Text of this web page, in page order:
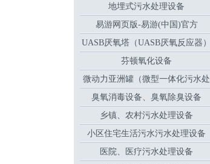
地埋式污水处理设备
易游网页版-易游(中国)官方
UASB厌氧塔（UASB厌氧反应器）
芬顿氧化设备
微动力亚洲罐（微型一体化污水处
理设备
臭氧消毒设备、臭氧除臭设备
乡镇、农村污水处理设备
小区住宅生活污水污水处理设备
医院、医疗污水处理设备